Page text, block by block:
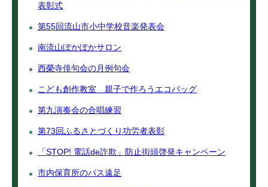
表彰式
第55回流山市小中学校音楽発表会
南流山ぽかぽかサロン
西榮寺俳句会の月例句会
こども創作教室 親子で作ろうエコバッグ
第九演奏会の合唱練習
第73回ふるさとづくり功労者表彰
「STOP! 電話de詐欺」防止街頭啓発キャンペーン
市内保育所のバス遠足